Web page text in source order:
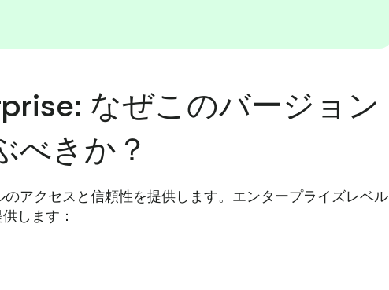
なぜこのバージョン
べきか？
アクセスと信頼性を提供します。エンタープライズレベル
します：